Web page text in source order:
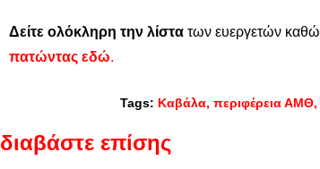
Δείτε ολόκληρη την λίστα των ευεργετών
πατώντας εδώ.
Tags: Καβάλα περιφέρεια ΑΜΘ
διαβάστε επίσης